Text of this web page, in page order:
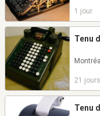
1 jour
Tenu
21 jours
Tenu